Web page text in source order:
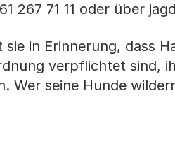
267 71 11 oder über
sie in Erinnerung, dass
verpflichtet sind,
Wer seine Hunde